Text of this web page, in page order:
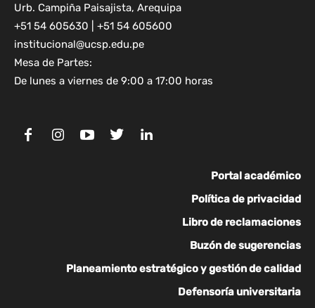
Urb. Campiña Paisajista, Arequipa
+51 54 605630 | +51 54 605600
institucional@ucsp.edu.pe
Mesa de Partes:
De lunes a viernes de 9:00 a 17:00 horas
Portal académico
Política de privacidad
Libro de reclamaciones
Buzón de sugerencias
Planeamiento estratégico y gestión de calidad
Defensoría universitaria